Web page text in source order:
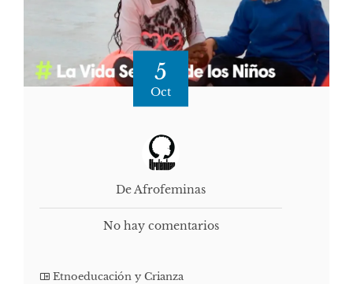
5
Oct
De Afrofeminas
No hay comentarios
Etnoeducación y Crianza